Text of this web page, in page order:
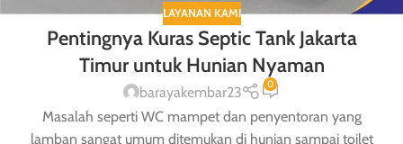
LAYANAN KAMI
Pentingnya Kuras Septic Tank Jakarta
Timur untuk Hunian Nyaman
barayakembar23 0
Masalah seperti WC mampet dan penyentoran yang
lamban sangat umum ditemukan di hunian sampai toilet